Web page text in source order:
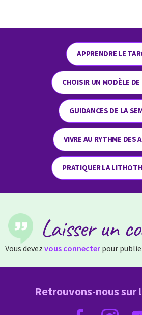
APPRENDRE LE
CHOISIR UN MODÈLE DE
GUIDANCES DE LA
VIVRE AU RYTHME DES
PRATIQUER LA
Laisser un
Vous devez vous connecter pour
Retrouvons-nous sur